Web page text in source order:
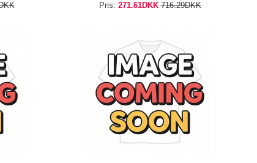
Pris: 271.61DKK 716.29DKK